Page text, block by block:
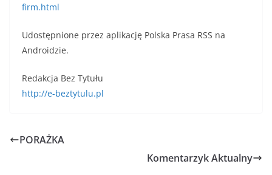
firm.html
Udostępnione przez aplikację Polska Prasa RSS na
Androidzie.
Redakcja Bez Tytułu
http://e-beztytulu.pl
PORAŻKA
Komentarzyk Aktualny